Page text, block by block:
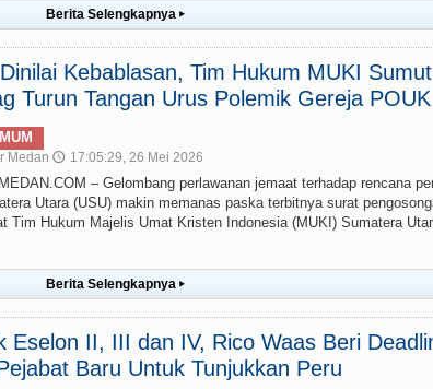
Berita Selengkapnya ▸
Kebablasan, Tim Hukum MUKI
Turun Tangan Urus Polemik Gereja POUK
Medan 🕔 17:05:29, 26 Mei 2026
– Gelombang perlawanan jemaat terhadap rencana
Utara (USU) makin memanas paska terbitnya surat
Tim Hukum Majelis Umat Kristen Indonesia (MUKI) Sumatera
Berita Selengkapnya ▸
Eselon II, III dan IV, Rico Waas Beri
Baru Untuk Tunjukkan Peru